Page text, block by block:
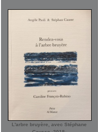
L'arbre bruyère, avec Stéphane